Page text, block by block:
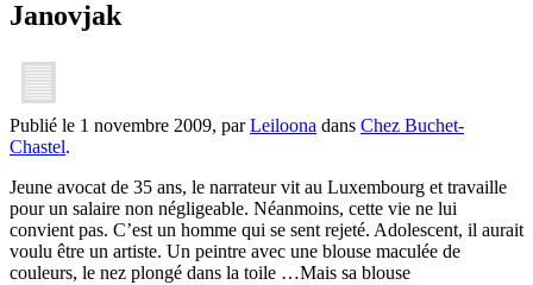
Janovjak
Publié le 1 novembre 2009, parLeiloona dans Chez Buchet-
Chastel.
Jeune avocat de 35 ans, le narrateur vit au Luxembourg et travaille
pour un salaire non négligeable. Néanmoins, cette vie ne lui
convient pas. C’est un homme qui se sent rejeté. Adolescent, il aurait
voulu être un artiste. Un peintre avec une blouse maculée de
couleurs, le nez plongé dans la toile …Mais sa blouse